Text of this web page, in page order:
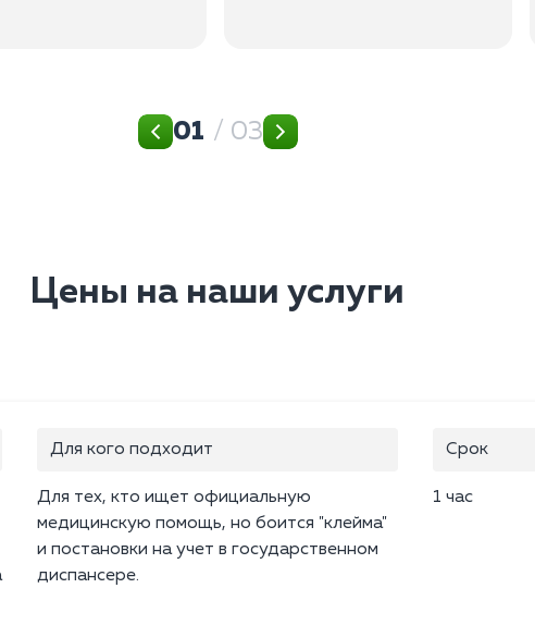
01 / 03
Цены на наши услуги
Для кого подходит
Для тех, кто ищет официальную
медицинскую помощь, но боится "клейма"
и постановки на учет в государственном
диспансере.
Срок
1 час